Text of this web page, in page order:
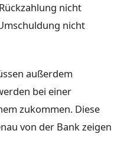
nicht
nicht
außerdem
bei einer
zukommen. Diese
von der Bank zeigen